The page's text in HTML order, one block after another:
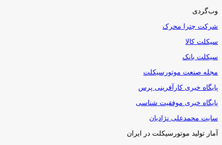
وب‌گردی
شرکت چترا محرک
سیکلت کالا
سیکلت بانک
مجله صنعت موتورسیکلت
پایگاه خبری کارآفرینی پرس
پایگاه خبری موفقیت شناسی
سایت محمدعلی نژادیان
آمار تولید موتورسیکلت در ایران